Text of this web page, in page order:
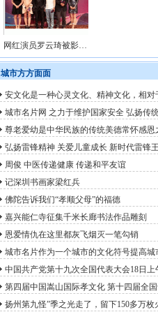
网红演员罗云琦被影帝刘佩琦..
城市方方面面
安文化是一种心灵文化、精神文化，相对
城市名片网 之力于维护国家安全 弘扬传
尊老爱幼是中华民族的传统美德常怀感恩
弘扬雷锋精神 关爱儿童成长 新时代雷锋
周俊 中医传递健康 传递和平友谊
记深圳书画家梁红兵
佛陀告诉我们“孝顺父母”的福德
嘉兴能仁寺征集千米长廊书法作品雕刻
恩爱情仇在这里都灰飞烟灭一笔勾销
城市名片作为一个城市的文化符号提高城
中国共产党第十九次全国代表大会18日上
第四届中国嵩山国际孝文化 第十四届全
扬州第九怪”季之光走了，留下150多万枚